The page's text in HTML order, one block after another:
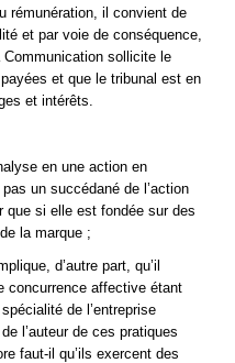
rémunération, il convient de
et par voie de conséquence,
Communication sollicite le
et que le tribunal est en
et intérêts.
en une action en
un succédané de l’action
que si elle est fondée sur des
la marque ;
d’autre part, qu’il
concurrence affective étant
de l’entreprise
l’auteur de ces pratiques
faut-il qu’ils exercent des